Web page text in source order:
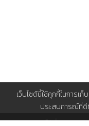
ติดตามเราได้ที่
เว็บไซต์นี้ใช้คุกกี้ในการเ
ประสบการณ์ที่